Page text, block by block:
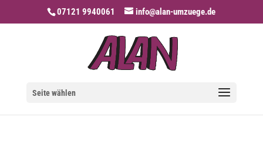
07121 9940061 info@alan-umzuege.de
Seite wählen